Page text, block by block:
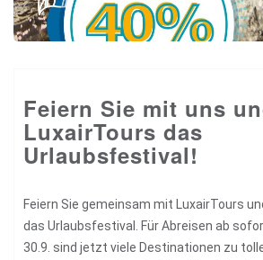
Feiern Sie mit uns
LuxairTours das
Urlaubsfestival!
Feiern Sie gemeinsam mit LuxairTours
das Urlaubsfestival. Für Abreisen ab
30.9. sind jetzt viele Destinationen zu